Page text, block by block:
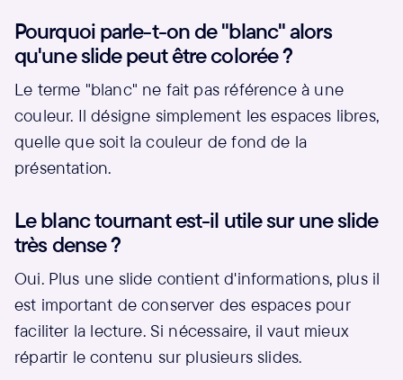
Pourquoi parle-t-on de "blanc" alors
qu'une slide peut être colorée ?
Le terme "blanc" ne fait pas référence à une
couleur. Il désigne simplement les espaces libres,
quelle que soit la couleur de fond de la
présentation.
Le blanc tournant est-il utile sur une slide
très dense ?
Oui. Plus une slide contient d'informations, plus il
est important de conserver des espaces pour
faciliter la lecture. Si nécessaire, il vaut mieux
répartir le contenu sur plusieurs slides.